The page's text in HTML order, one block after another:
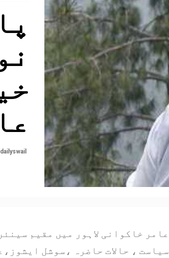
dailyswail
عامر خاکوانی لاہور میں مقیم
سیاست ، حالات حاضرہ ،سوشل